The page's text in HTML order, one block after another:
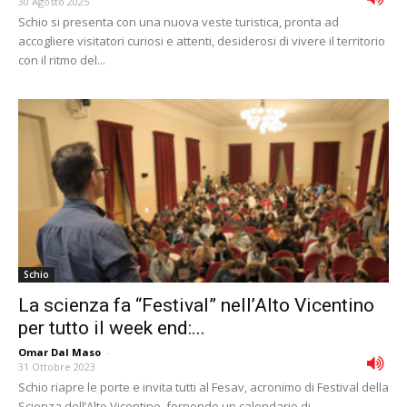
Schio si presenta con una nuova veste turistica, pronta ad
accogliere visitatori curiosi e attenti, desiderosi di vivere il territorio
con il ritmo del...
Schio
La scienza fa “Festival” nell’Alto Vicentino
per tutto il week end:...
Omar Dal Maso -
31 Ottobre 2023
Schio riapre le porte e invita tutti al Fesav, acronimo di Festival della